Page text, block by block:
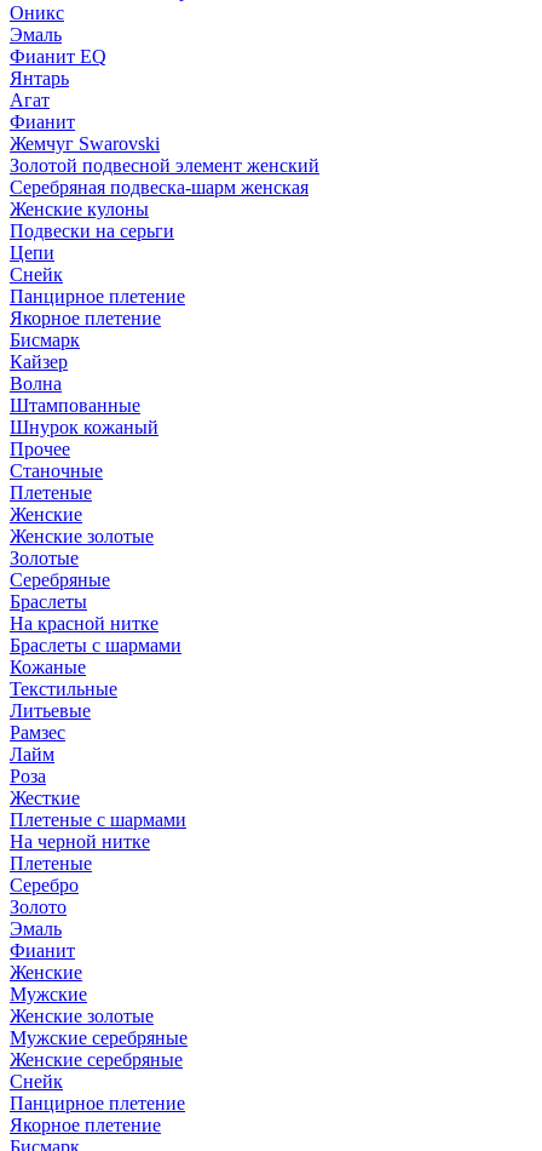
Оникс
Эмаль
Фианит EQ
Янтарь
Агат
Фианит
Жемчуг Swarovski
Золотой подвесной элемент женcкий
Серебряная подвеска-шарм женская
Женские кулоны
Подвески на серьги
Цепи
Снейк
Панцирное плетение
Якорное плетение
Бисмарк
Кайзер
Волна
Штампованные
Шнурок кожаный
Прочее
Станочные
Плетеные
Женские
Женские золотые
Золотые
Серебряные
Браслеты
На красной нитке
Браслеты с шармами
Кожаные
Текстильные
Литьевые
Рамзес
Лайм
Роза
Жесткие
Плетеные с шармами
На черной нитке
Плетеные
Серебро
Золото
Эмаль
Фианит
Женские
Мужские
Женские золотые
Мужские серебряные
Женские серебряные
Снейк
Панцирное плетение
Якорное плетение
Бисмарк